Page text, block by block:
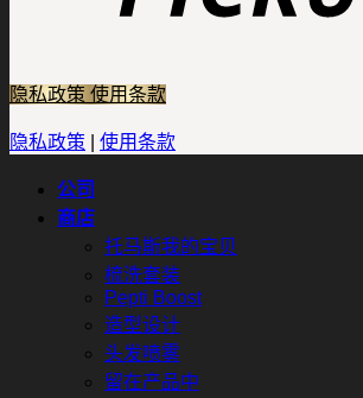
隐私政策 使用条款
隐私政策 使用条款
公司
商店
托马斯我的宝贝
梳洗套装
Pepti Boost
造型设计
头发喷雾
留在产品中